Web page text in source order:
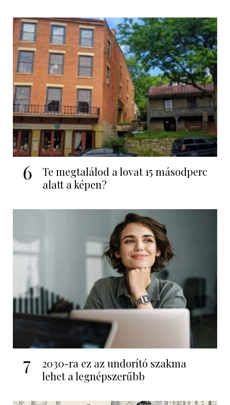
6
Te megtalálod a lovat 15 másodperc
alatt a képen?
7
2030-ra ez az undorító szakma
lehet a legnépszerűbb